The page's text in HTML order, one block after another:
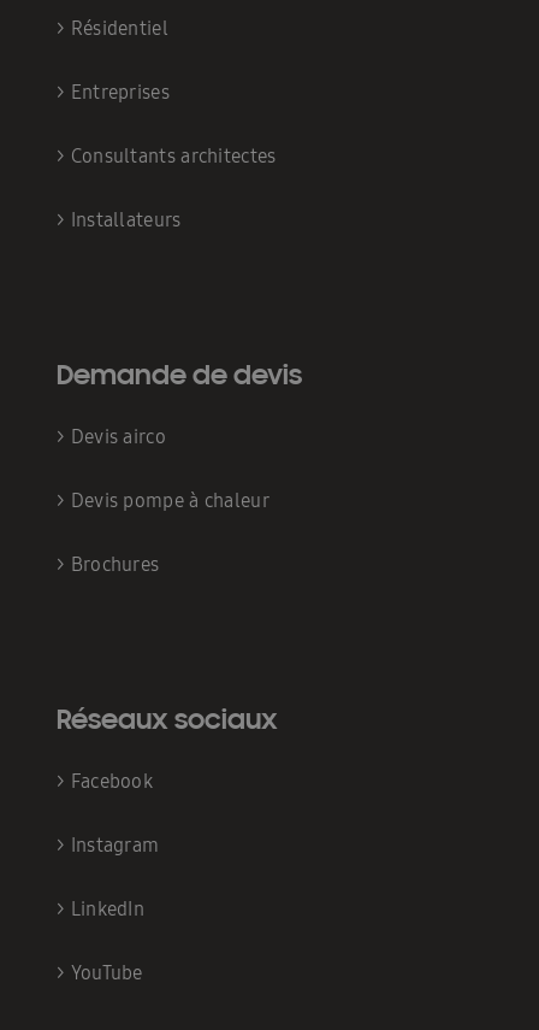
> Résidentiel
> Entreprises
> Consultants architectes
> Installateurs
Demande de devis
> Devis airco
> Devis pompe à chaleur
> Brochures
Réseaux sociaux
> Facebook
> Instagram
> LinkedIn
> YouTube